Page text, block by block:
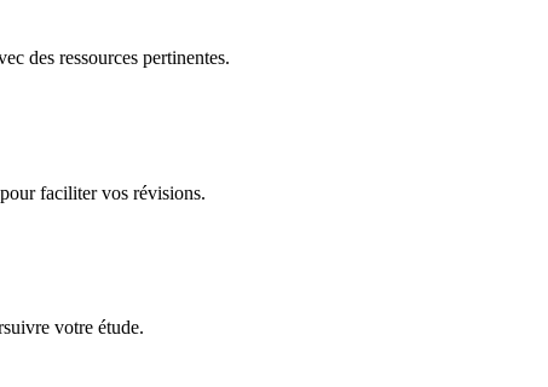
des ressources pertinentes.
pour faciliter vos révisions.
votre étude.